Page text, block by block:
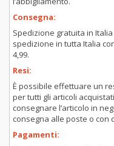
Consegna:
Spedizione gratuita in
spedizione in tutta Italia
4,99.
Resi:
È possibile effettuare un
per tutti gli articoli
consegnare l’articolo in
consegna alle poste o con
Pagamenti: